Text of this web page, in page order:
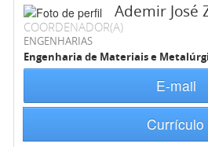
Ademir José
COORDENADOR(A)
ENGENHARIAS
Engenharia de Materiais e
E-mail
Currículo